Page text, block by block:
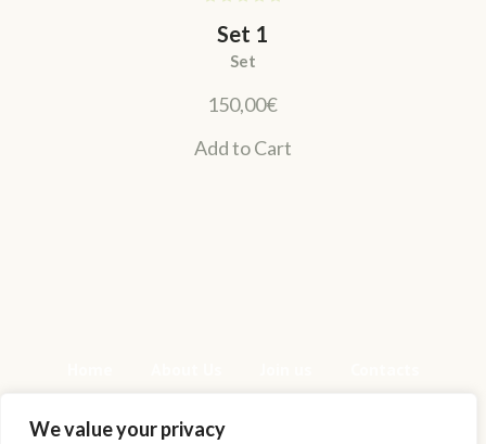
We value your privacy
Set 1
Set
150,00€
Add to Cart